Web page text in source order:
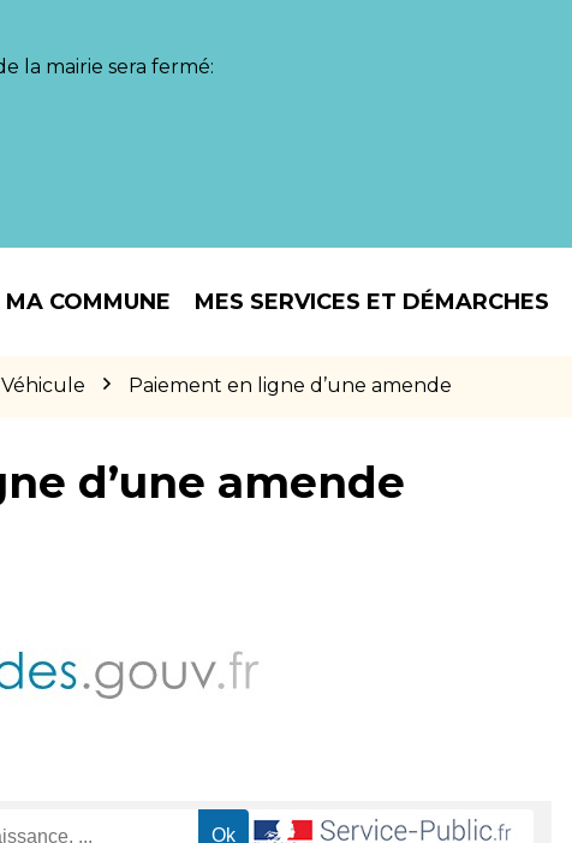
la mairie sera fermé:
MA COMMUNE MES SERVICES ET DÉMARCHES
Véhicule Paiement en ligne d’une amende
d’une amende